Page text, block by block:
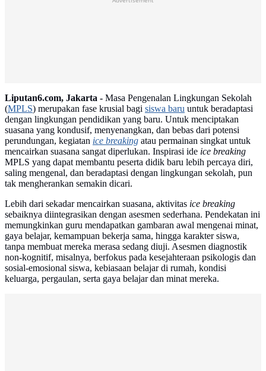
Liputan6.com, Jakarta - Masa Pengenalan Lingkungan Sekolah
(MPLS) merupakan fase krusial bagi siswa baru untuk beradaptasi
dengan lingkungan pendidikan yang baru. Untuk menciptakan
suasana yang kondusif, menyenangkan, dan bebas dari potensi
perundungan, kegiatan ice breaking atau permainan singkat untuk
mencairkan suasana sangat diperlukan. Inspirasi ide ice breaking
MPLS yang dapat membantu peserta didik baru lebih percaya diri,
saling mengenal, dan beradaptasi dengan lingkungan sekolah, pun
tak mengherankan semakin dicari.
Lebih dari sekadar mencairkan suasana, aktivitas ice breaking
sebaiknya diintegrasikan dengan asesmen sederhana. Pendekatan ini
memungkinkan guru mendapatkan gambaran awal mengenai minat,
gaya belajar, kemampuan bekerja sama, hingga karakter siswa,
tanpa membuat mereka merasa sedang diuji. Asesmen diagnostik
non-kognitif, misalnya, berfokus pada kesejahteraan psikologis dan
sosial-emosional siswa, kebiasaan belajar di rumah, kondisi
keluarga, pergaulan, serta gaya belajar dan minat mereka.